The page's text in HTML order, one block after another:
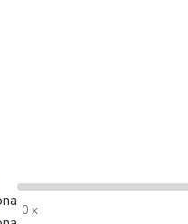
0 x